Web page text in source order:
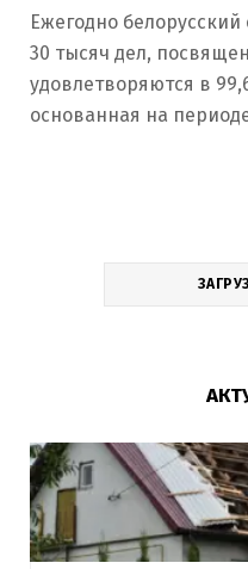
Ежегодно
30 тысяч дел,
удовлетворяются в
основанная на